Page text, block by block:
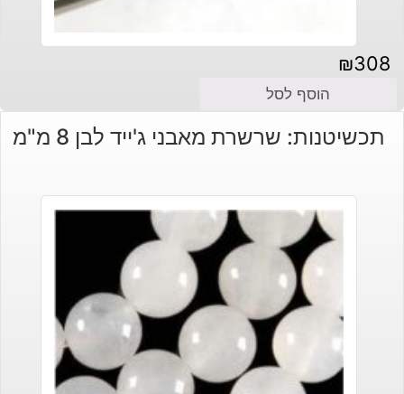
₪308
הוסף לסל
תכשיטנות: שרשרת מאבני ג'ייד לבן 8 מ"מ